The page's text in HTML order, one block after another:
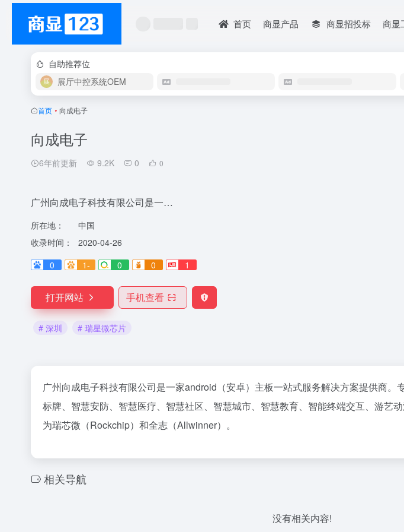
首页 商显产品 商显招投标 商显
自助推荐位
展厅中控系统OEM
首页 • 向成电子
向成电子
6年前更新 9.2K 0 0
广州向成电子科技有限公司是一…
所在地：
中国
收录时间：
2020-04-26
0
1- 0 0 1
打开网站 手机查看
# 深圳 # 瑞星微芯片
广州向成电子科技有限公司是一家android（安卓）主板一站式服务解决方案提供商。
标牌、智慧安防、智慧医疗、智慧社区、智慧城市、智慧教育、智能终端交互、游艺
为瑞芯微（Rockchip）和全志（Allwinner）。
相关导航
没有相关内容!